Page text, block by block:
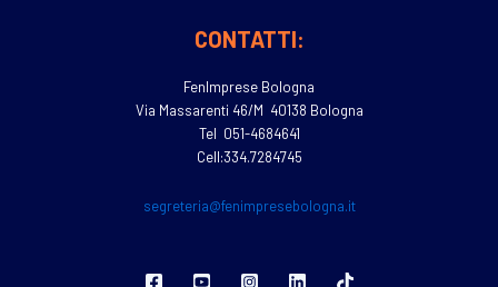
CONTATTI:
FenImprese Bologna
Via Massarenti 46/M 40138 Bologna
Tel 051-4684641
Cell:334.7284745
segreteria@fenimpresebologna.it